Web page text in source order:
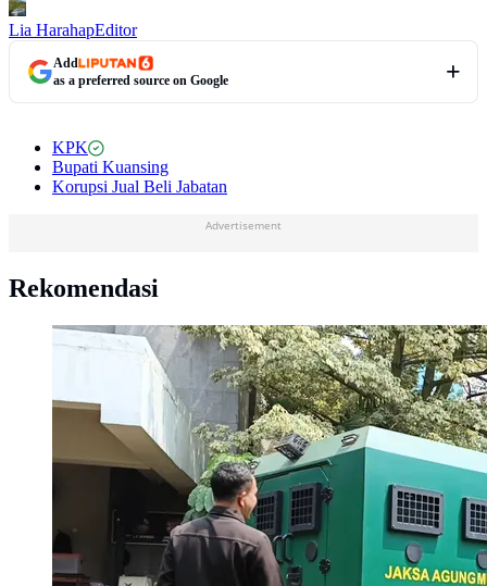
Lia HarahapEditor
Add
as a preferred source on Google
KPK
Bupati Kuansing
Korupsi Jual Beli Jabatan
Advertisement
Rekomendasi